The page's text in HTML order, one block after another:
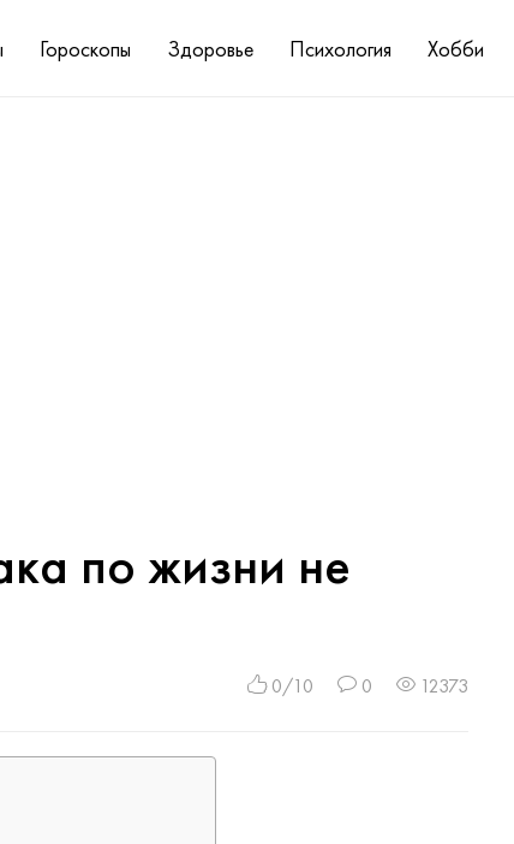
Гороскопы Здоровье Психология Хобби
по жизни не
0/10 0 12373